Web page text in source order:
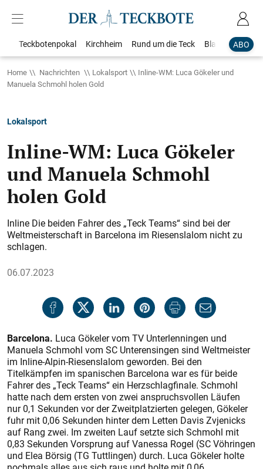
ABO
Teckbotenpokal Kirchheim Rund um die Teck Blaulicht
Home Nachrichten Lokalsport
Inline-WM: Luca Gökeler und
Manuela Schmohl holen Gold
Lokalsport
Inline-WM: Luca Gökeler
und Manuela Schmohl
holen Gold
Inline Die beiden Fahrer des „Teck Teams“ sind bei der
Weltmeisterschaft in Barcelona im Riesenslalom nicht zu
schlagen.
06.07.2023
Barcelona. Luca Gökeler vom TV Unterlenningen und
Manuela Schmohl vom SC Unterensingen sind Weltmeister
im Inline-Alpin-Riesenslalom geworden. Bei den
Titelkämpfen im spanischen Barcelona war es für beide
Fahrer des „Teck Teams“ ein Herzschlagfinale. Schmohl
hatte nach dem ersten von zwei anspruchsvollen Läufen
nur 0,1 Sekunden vor der Zweitplatzierten gelegen, Gökeler
fuhr mit 0,06 Sekunden hinter dem Letten Davis Zvjenicks
auf Rang zwei. Im zweiten Lauf setzte sich Schmohl mit
0,83 Sekunden Vorsprung auf Vanessa Rogel (SC Vöhringen
und Elea Börsig (TG Tuttlingen) durch. Luca Gökeler holte